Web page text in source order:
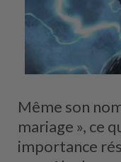
Même son
mariage », ce
importance